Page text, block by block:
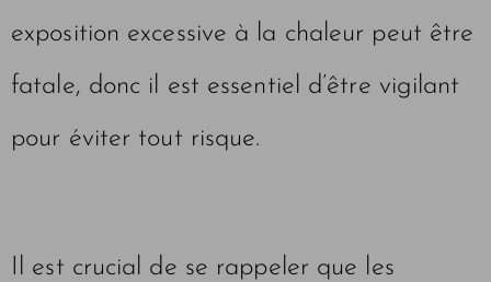
exposition excessive à la chaleur peut être
fatale, donc il est essentiel d’être vigilant
pour éviter tout risque.
Il est crucial de se rappeler que les